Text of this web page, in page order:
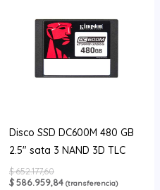
Disco SSD DC600M 480 GB
2.5″ sata 3 NAND 3D TLC
$652.177,60
$586.959,84 (transferencia)